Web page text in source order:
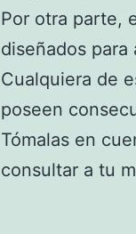
Por otra parte,
diseñados para
Cualquiera de
poseen
Tómalas en
consultar a tu